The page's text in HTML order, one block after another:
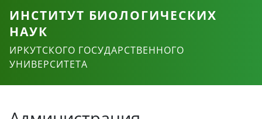
ИНСТИТУТ БИОЛОГИЧЕСКИХ
НАУК
ИРКУТСКОГО ГОСУДАРСТВЕННОГО
УНИВЕРСИТЕТА